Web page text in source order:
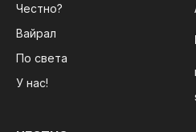
Честно?
Вайрал
По света
У нас!